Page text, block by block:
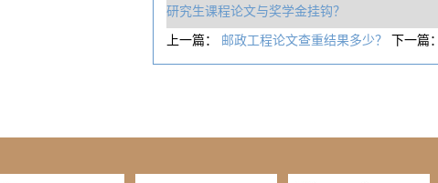
研究生课程论文与奖学金挂钩？
上一篇： 邮政工程论文查重结果多少？ 下一篇：